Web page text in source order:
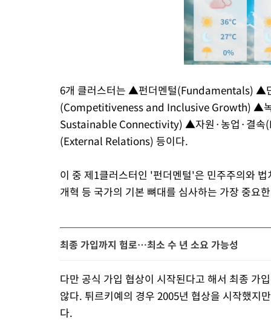
6개 클러스터는 ▲펀더멘털(Fundamentals)
(Competitiveness and Inclusive Growth) ▲녹
Sustainable Connectivity) ▲자원·농업·결
(External Relations) 등이다.
이 중 제1클러스터인 '펀더멘털'은 민주주의와
개혁 등 국가의 기본 뼈대를 심사하는 가장 중요
최종 가입까지 험로…최소 수 년 소요 가능성
다만 공식 가입 협상이 시작된다고 해서 최종 가
않다. 튀르키예의 경우 2005년 협상을 시작했지
다.